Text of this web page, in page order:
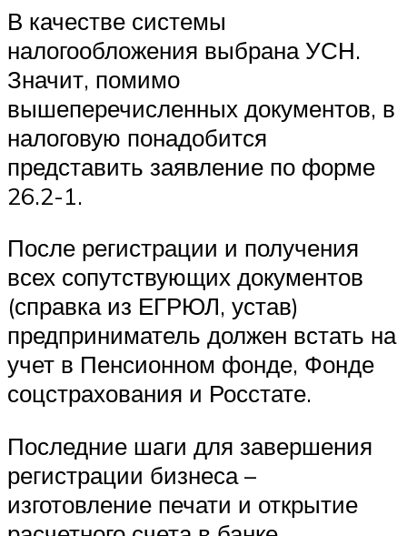
В качестве системы
налогообложения выбрана УСН.
Значит, помимо
вышеперечисленных документов, в
налоговую понадобится
представить заявление по форме
26.2-1.
После регистрации и получения
всех сопутствующих документов
(справка из ЕГРЮЛ, устав)
предприниматель должен встать на
учет в Пенсионном фонде, Фонде
соцстрахования и Росстате.
Последние шаги для завершения
регистрации бизнеса –
изготовление печати и открытие